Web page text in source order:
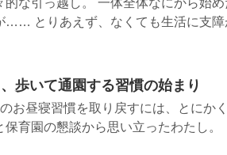
的な引っ越し。 一体全体なにから始
…… とりあえず、なくても生活に支障
歩いて通園する習慣の始まり
お昼寝習慣を取り戻すには、とにか
保育園の懇談から思い立ったわたし